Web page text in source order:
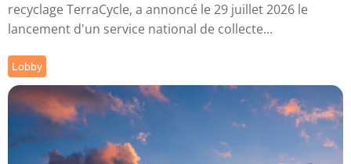
recyclage TerraCycle, a annoncé le 29 juillet 2026 le
lancement d'un service national de collecte...
Lobby